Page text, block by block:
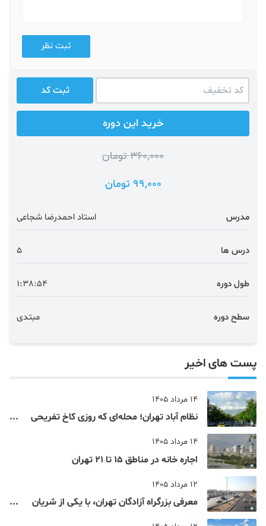
ثبت نظر
ثبت کد
خرید این دوره
360,000 تومان
99,000 تومان
مدرس استاد احمدرضا شجاعی
درس ها 5
طول دوره 1:38:54
سطح دوره مبتدی
پست های اخیر
14 مرداد 1405
نظام‌ آباد تهران؛ محله‌ای که روزی کاخ تفریحی
14 مرداد 1405
اجاره خانه در مناطق 15 تا 21 تهران
12 مرداد 1405
معرفی بزرگراه آزادگان تهران، با یکی از شریان